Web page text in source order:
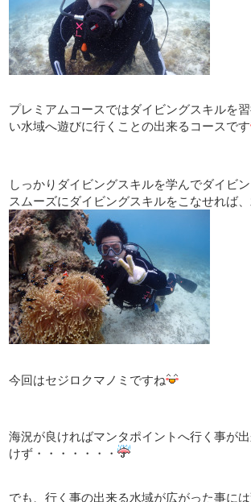
プレミアムコースではダイビングスキルを
い水域へ遊びに行くことの出来るコースです
しっかりダイビングスキルを学んでダイビ
スムーズにダイビングスキルをこなせれば
今回はセジロクマノミですね
海況が良ければマンタポイントへ行く事が
けず・・・・・・・
でも、行く事の出来る水域が広がった事に